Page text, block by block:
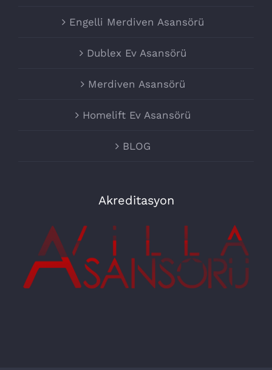
Engelli Merdiven Asansörü
Dublex Ev Asansörü
Merdiven Asansörü
Homelift Ev Asansörü
BLOG
Akreditasyon